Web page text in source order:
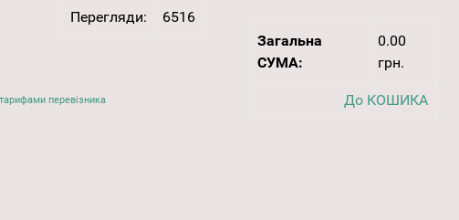
Перегляди: 6516
перевізника
Загальна
СУМА:
0.00
грн.
До КОШИКА